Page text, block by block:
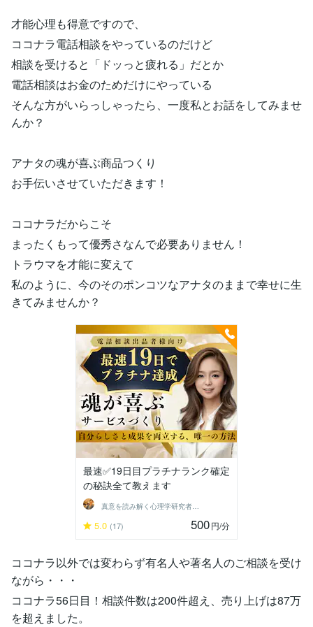
才能心理も得意ですので、
ココナラ電話相談をやっているのだけど
相談を受けると「ドッっと疲れる」だとか
電話相談はお金のためだけにやっている
そんな方がいらっしゃったら、一度私とお話をしてみませ
んか？
アナタの魂が喜ぶ商品つくり
お手伝いさせていただきます！
ココナラだからこそ
まったくもって優秀さなんで必要ありません！
トラウマを才能に変えて
私のように、今のそのポンコツなアナタのままで幸せに生
きてみませんか？
最速✅19日目プラチナランク確定
の秘訣全て教えます
真意を読み解く心理学研究者 弥生
5.0 (17) 500円/分
ココナラ以外では変わらず有名人や著名人のご相談を受け
ながら・・・
ココナラ56日目！相談件数は200件超え、売り上げは87万
を超えました。